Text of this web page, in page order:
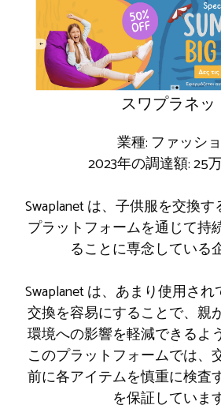
スワプラネッ
業種: ファッシ
2023年の調達額: 25
Swaplanet は、子供服を交換
プラットフォームを通じて持
ることに専念している
Swaplanet は、あまり使用さ
交換を容易にすることで、親
環境への影響を軽減できるよ
このプラットフォームでは、
前に各アイテムを慎重に検査
を保証していま